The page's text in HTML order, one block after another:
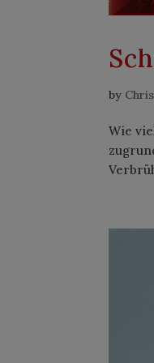
by
Wie